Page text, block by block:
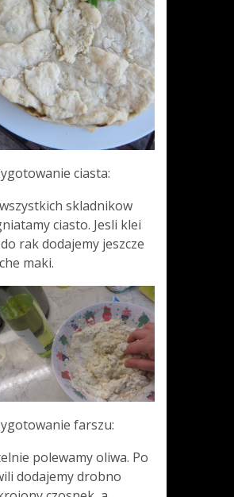
ciasta:
skladnikow
ciasto. Jesli klei
rak dodajemy jeszcze
maki.
farszu:
polewamy oliwa. Po
dodajemy drobno